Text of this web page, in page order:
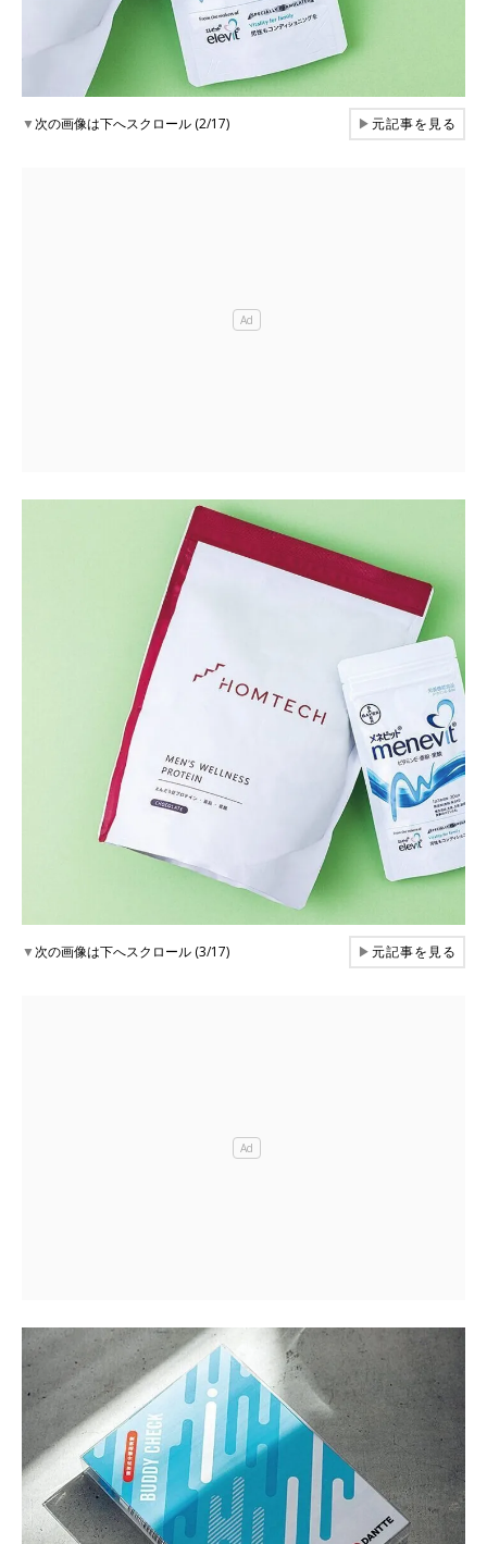
▼次の画像は下へスクロール (2/17) ▶元記事を見る
▼次の画像は下へスクロール (3/17) ▶元記事を見る